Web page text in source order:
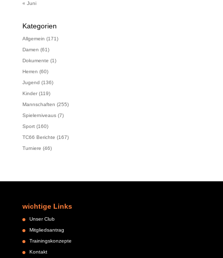
« Juni
Kategorien
Allgemein (171)
Damen (61)
Dokumente (1)
Herren (60)
Jugend (136)
Kinder(119)
Mannschaften (255)
Spielerniveaus(7)
Sport(160)
TC66 Berichte (167)
Turniere (46)
wichtige Links
Unser Club
Mitgliedsantrag
Trainingskonzepte
Kontakt